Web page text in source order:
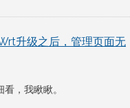
升级之后，管理页面无
，我瞅瞅。